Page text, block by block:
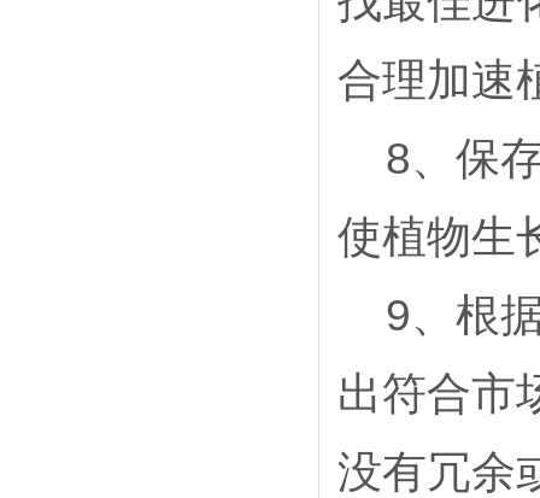
合理加速
8、保
使植物生
9、根
出符合市
没有冗余